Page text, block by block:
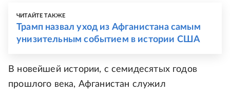
ЧИТАЙТЕ ТАКЖЕ
Трамп назвал уход из Афганистана самым
унизительным событием в истории США
В новейшей истории, с семидесятых годов
прошлого века, Афганистан служил